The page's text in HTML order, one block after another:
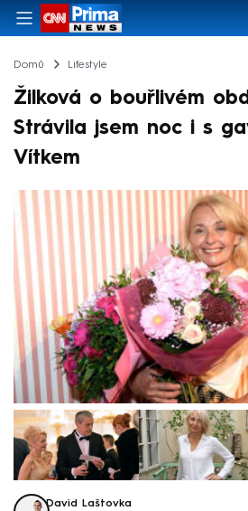
Domů Lifestyle
Žilková o bouřlivém
Strávila jsem noc i s
Vítkem
David Laštovka